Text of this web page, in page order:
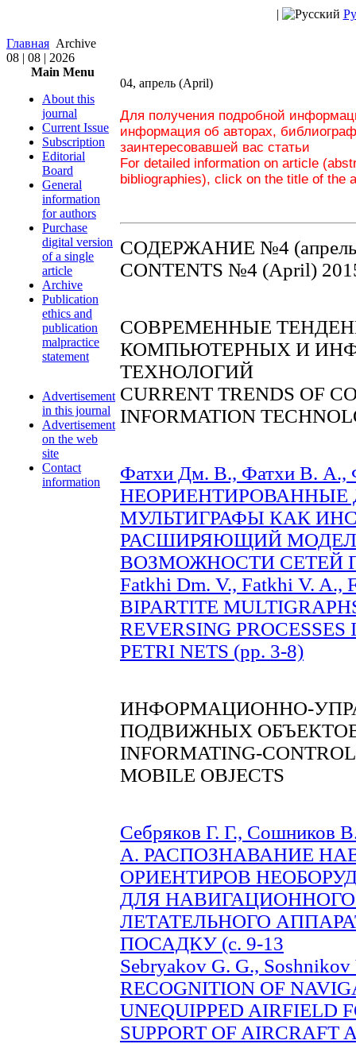
|
Главная Archive
08 | 08 | 2026
Main Menu
About this
journal
Current Issue
Subscription
Editorial
Board
General
information
for authors
Purchase
digital version
of a single
article
Archive
Publication
ethics and
publication
malpractice
statement
Advertisement
in this journal
Advertisement
on the web
site
Contact
information
04, апрель (April)
Для получения подробной
информация об авторах,
заинтересовавшей вас статьи
For detailed information on article
bibliographies), click on the title of the
СОДЕРЖАНИЕ №4
CONTENTS №4 (April)
СОВРЕМЕННЫЕ
КОМПЬЮТЕРНЫХ И
ТЕХНОЛОГИЙ
CURRENT TRENDS OF
INFORMATION
Фатхи Дм. В., Фатхи В. А.,
НЕОРИЕНТИРОВАННЫЕ
МУЛЬТИГРАФЫ КАК
РАСШИРЯЮЩИЙ
ВОЗМОЖНОСТИ СЕТЕЙ
Fatkhi Dm. V., Fatkhi V. A.,
BIPARTITE
REVERSING
PETRI NETS (pp. 3-8)
ИНФОРМАЦИОННО-
ПОДВИЖНЫХ
INFORMATING-
MOBILE OBJECTS
Себряков Г. Г.,
А. РАСПОЗНАВАНИЕ
ОРИЕНТИРОВ
ДЛЯ
ЛЕТАТЕЛЬНОГО
ПОСАДКУ (с. 9-13
Sebryakov G. G.,
RECOGNITION OF
UNEQUIPPED AIRFIELD
SUPPORT OF AIRCRAFT